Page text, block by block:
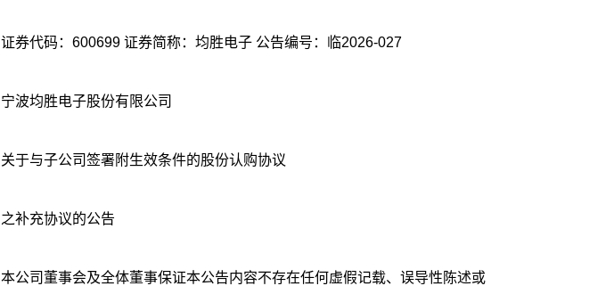
证券代码：600699 证券简称：均胜电子 公告编号：临2026-027
宁波均胜电子股份有限公司
关于与子公司签署附生效条件的股份认购协议
之补充协议的公告
本公司董事会及全体董事保证本公告内容不存在任何虚假记载、误导性陈述或